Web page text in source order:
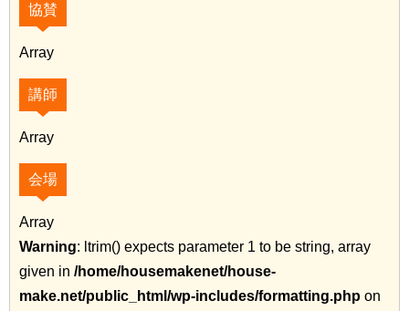
協賛
Array
講師
Array
会場
Array
Warning: ltrim() expects parameter 1 to be string, array
given in /home/housemakenet/house-
make.net/public_html/wp-includes/formatting.php on